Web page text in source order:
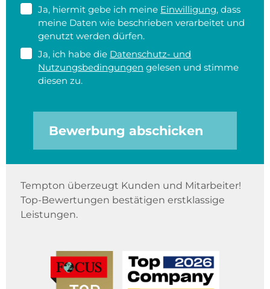
Ja, hiermit gebe ich meine Einwilligung, dass
meine Daten wie beschrieben verarbeitet und
genutzt werden dürfen.
Ja, ich habe die Datenschutz- und
Nutzungsbedingungen gelesen und stimme
diesen zu.
Bewerbung abschicken
Tempton überzeugt Kunden und Mitarbeiter!
Top-Bewertungen bestätigen erstklassige
Leistungen.